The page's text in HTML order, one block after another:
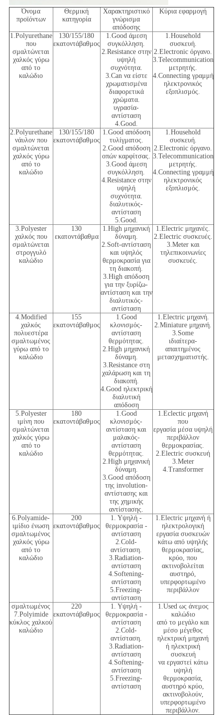
Όνομα
προϊόντων
Θερμική
κατηγορία
Χαρακτηριστικό
γνώρισμα
απόδοσης
Κύρια εφαρμογή
1.Polyurethane
που
σμαλτώνεται
χαλκός γύρω
από το
καλώδιο
130/155/180
εκατοντάβαθμος
1.Good άμεση
συγκόλληση.
2.Resistance στην
υψηλή
συχνότητα.
3.Can να είστε
χρωματισμένα
διαφορετικά
χρώματα.
υγρασία-
αντίσταση
4.Good.
1.Household
συσκευή.
2.Electronic όργανο.
3.Telecommunication
μετρητής.
4.Connecting γραμμή
ηλεκτρονικός
εξοπλισμός.
2.Polyurethane
νάυλον που
σμαλτώνεται
χαλκός γύρω
από το
καλώδιο
130/155/180
εκατοντάβαθμος
1.Good απόδοση
τυλίγματος.
2.Good απόδοση
οπών καρφίτσας.
3.Good άμεση
συγκόλληση.
4.Resistance στην
υψηλή
συχνότητα.
διαλυτικός-
αντίσταση
5.Good.
1.Household
συσκευή.
2.Electronic όργανο.
3.Telecommunication
μετρητής.
4.Connecting γραμμή
ηλεκτρονικός
εξοπλισμός.
3.Polyester
χαλκός που
σμαλτώνεται
στρογγυλό
καλώδιο
130
εκατοντάβαθμα
1.High μηχανική
δύναμη.
2.Soft-αντίσταση
και υψηλός
θερμοκρασία για
τη διακοπή.
3.High απόδοση
για την ξυρίζω-
αντίσταση και την
διαλυτικός-
αντίσταση
1.Electric μηχανές.
2.Electric συσκευές.
3.Meter και
τηλεπικοινωνίες
συσκευές.
4.Modified
χαλκός
πολυεστέρα
σμαλτωμένος
γύρω από το
καλώδιο
155
εκατοντάβαθμος
1.Good
κλονισμός-
αντίσταση
θερμότητας.
2.High μηχανική
δύναμη.
3.Resistance στη
χαλάρωση και τη
διακοπή.
4.Good ηλεκτρική
διαλυτική
απόδοση
1.Electric μηχανή.
2.Miniature μηχανή.
3.Some
ιδιαίτερα-
απαιτημένος
μετασχηματιστής.
5.Polyester
ιμίνη που
σμαλτώνεται
χαλκός γύρω
από το
καλώδιο
180
εκατοντάβαθμος
1.Good
κλονισμός-
αντίσταση και
μαλακός-
αντίσταση
θερμότητας.
2.High μηχανική
δύναμη.
3.Good απόδοση
της involution-
αντίστασης και
της χημικής
αντίστασης.
1.Eclectic μηχανή
που
εργασία μέσα υψηλή
περιβάλλον
θερμοκρασίας.
2.Electric συσκευή
3.Meter
4.Transformer
6.Polyamide-
ιμίδιο ένωση
σμαλτωμένος
χαλκός γύρω
από το
καλώδιο
200
εκατοντάβαθμος
1. Υψηλή -
θερμοκρασία -
αντίσταση
2.Cold-
αντίσταση.
3.Radiation-
αντίσταση
4.Softening-
αντίσταση
5.Freezing-
αντίσταση
1.Electric μηχανή ή
ηλεκτρολογική
εργασία συσκευών
κάτω από υψηλής
θερμοκρασίας,
κρύο, που
ακτινοβολείται
αυστηρό,
υπερφορτωμένο
περιβάλλον
σμαλτωμένος
7.Polyimide
κύκλος χαλκού
καλώδιο
220
εκατοντάβαθμος
1. Υψηλή -
θερμοκρασία -
αντίσταση
2.Cold-
αντίσταση.
3.Radiation-
αντίσταση
4.Softening-
αντίσταση
5.Freezing-
αντίσταση
1.Used ως άνεμος
καλώδιο
από το μεγάλο και
μέσο μέγεθος
ηλεκτρική μηχανή
ή ηλεκτρική
συσκευή
να εργαστεί κάτω
υψηλή
θερμοκρασία,
αυστηρό κρύο,
ακτινοβολούν,
υπερφορτωμένο
περιβάλλον.